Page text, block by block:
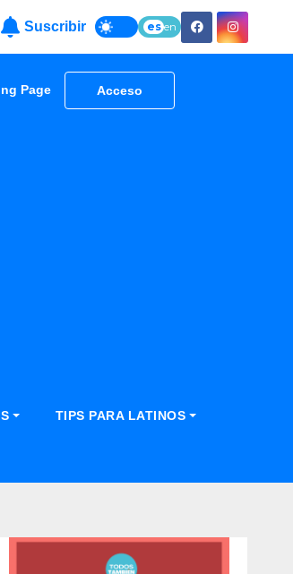
Suscribir es en
Page Acceso
TIPS PARA LATINOS